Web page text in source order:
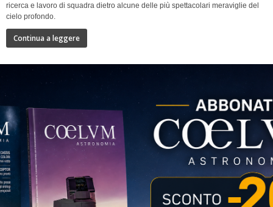
ricerca e lavoro di squadra dietro alcune delle più spettacolari meraviglie del
cielo profondo.
Continua a leggere